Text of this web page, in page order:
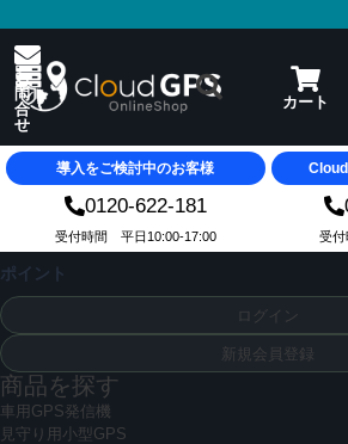
導入をご検討中のお客様
0120-622-181
受付時間 平日10:00-17:00 受
ポイント
ログイン
新規会員登録
商品を探す
車用GPS発信機
見守り用小型GPS